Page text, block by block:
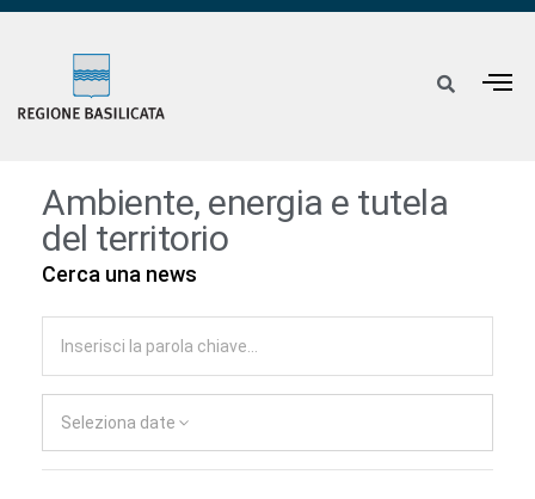
Ambiente, energia e tutela
del territorio
Cerca una news
Seleziona date